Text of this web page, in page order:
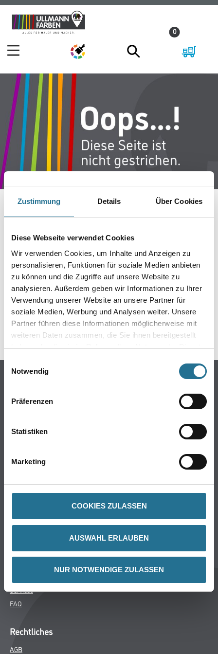
Zustimmung Details Über Cookies
Diese Webseite verwendet Cookies
Wir verwenden Cookies, um Inhalte und Anzeigen zu
personalisieren, Funktionen für soziale Medien anbieten
zu können und die Zugriffe auf unsere Website zu
analysieren. Außerdem geben wir Informationen zu Ihrer
Verwendung unserer Website an unsere Partner für
soziale Medien, Werbung und Analysen weiter. Unsere
Partner führen diese Informationen möglicherweise mit
weiteren Daten zusammen, die Sie ihnen bereitgestellt
haben oder die sie im Rahmen Ihrer Nutzung der Dienste
Einwilligungsauswahl
Notwendig
Präferenzen
Statistiken
Marketing
COOKIES ZULASSEN
AUSWAHL ERLAUBEN
NUR NOTWENDIGE ZULASSEN
Zum
Inhalt
Zum
Navigationsmenü
0
IST AUFGETRETEN
Keine Sorge, wir pinseln schon an der Lösung und
werden das Problem so schnell wie möglich beheben.
Erkunden Sie in der Zwischenzeit unseren Online-Shop
und lassen Sie sich inspirieren.
ZURÜCK ZUM ONLINE-SHOP
Online-Shop
Putze- und Spachtelmassen
Wand- & Deckenbeläge
Über uns
MPlus
Services
FAQ
Rechtliches
AGB